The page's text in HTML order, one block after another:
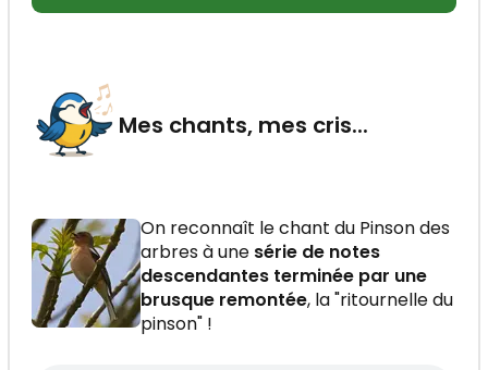
Mes chants, mes cris...
On reconnaît le chant du Pinson des
arbres à une série de notes
descendantes terminée par une
brusque remontée, la "ritournelle du
pinson" !